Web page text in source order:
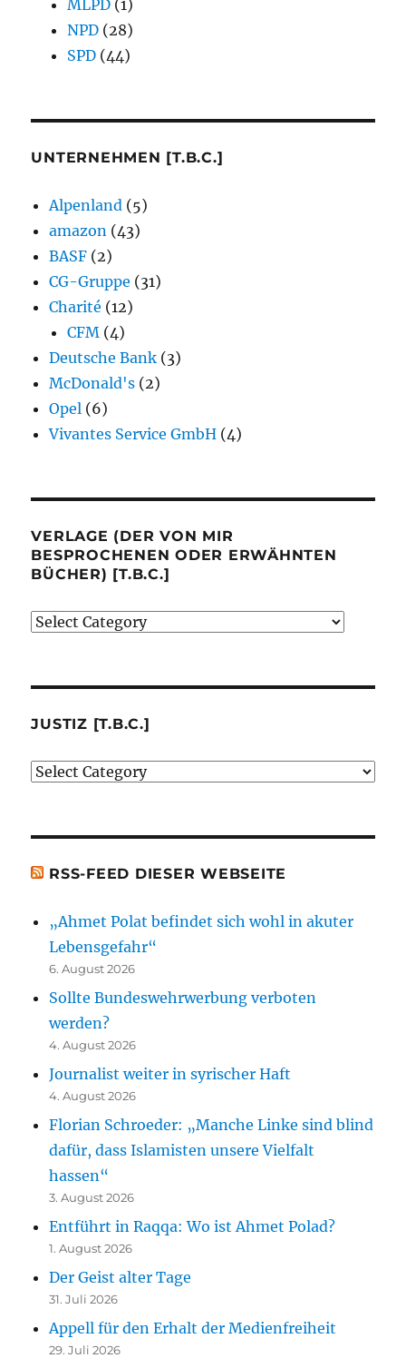
MLPD (1)
NPD (28)
SPD (44)
UNTERNEHMEN [T.B.C.]
Alpenland (5)
amazon (43)
BASF (2)
CG-Gruppe (31)
Charité (12)
CFM (4)
Deutsche Bank (3)
McDonald's (2)
Opel (6)
Vivantes Service GmbH (4)
VERLAGE (DER VON MIR
BESPROCHENEN ODER ERWÄHNTEN
BÜCHER) [T.B.C.]
Verlage
besprochenen
erwähnten
JUSTIZ [T.B.C.]
Justiz
RSS-FEED DIESER WEBSEITE
„Ahmet Polat befindet sich wohl in akuter
Lebensgefahr“
6. August 2026
Sollte Bundeswehrwerbung verboten
werden?
4. August 2026
Journalist weiter in syrischer Haft
4. August 2026
Florian Schroeder: „Manche Linke sind blind
dafür, dass Islamisten unsere Vielfalt
hassen“
3. August 2026
Entführt in Raqqa: Wo ist Ahmet Polad?
1. August 2026
Der Geist alter Tage
31. Juli 2026
Appell für den Erhalt der Medienfreiheit
29. Juli 2026